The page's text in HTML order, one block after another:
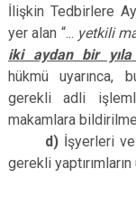
İlişkin Tedbirlere
yer alan “... yetkili
iki aydan bir yıla
hükmü uyarınca,
gerekli adli
makamlara
d) İşyerleri
gerekli